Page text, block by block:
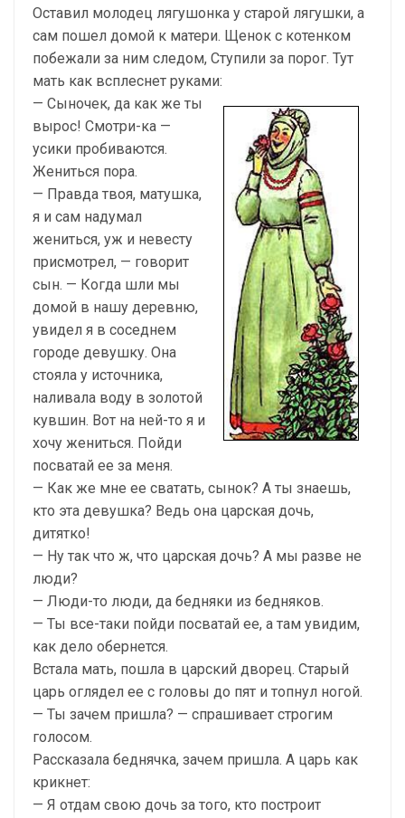
Оставил молодец лягушонка у старой лягушки, а
сам пошел домой к матери. Щенок с котенком
побежали за ним следом, Ступили за порог. Тут
мать как всплеснет руками:
— Сыночек, да как же ты
вырос! Смотри-ка —
усики пробиваются.
Жениться пора.
— Правда твоя, матушка,
я и сам надумал
жениться, уж и невесту
присмотрел, — говорит
сын. — Когда шли мы
домой в нашу деревню,
увидел я в соседнем
городе девушку. Она
стояла у источника,
наливала воду в золотой
кувшин. Вот на ней-то я и
хочу жениться. Пойди
посватай ее за меня.
— Как же мне ее сватать, сынок? А ты знаешь,
кто эта девушка? Ведь она царская дочь,
дитятко!
— Ну так что ж, что царская дочь? А мы разве не
люди?
— Люди-то люди, да бедняки из бедняков.
— Ты все-таки пойди посватай ее, а там увидим,
как дело обернется.
Встала мать, пошла в царский дворец. Старый
царь оглядел ее с головы до пят и топнул ногой.
— Ты зачем пришла? — спрашивает строгим
голосом.
Рассказала беднячка, зачем пришла. А царь как
крикнет:
— Я отдам свою дочь за того, кто построит